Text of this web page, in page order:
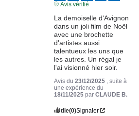
Avis vérifié
La demoiselle d'Avignon
dans un joli film de Noël
avec une brochette
d'artistes aussi
talentueux les uns que
les autres. Un régal je
l'ai visionné hier soir.
Avis du23/12/2025
, suite à
une expérience du
18/11/2025 parCLAUDE B.
Utile(0)Signaler